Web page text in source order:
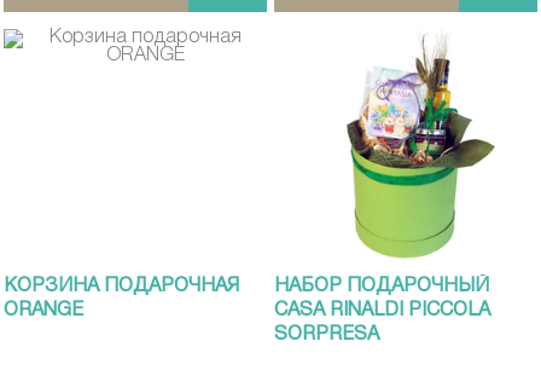
КОРЗИНА ПОДАРОЧНАЯ
ORANGE
НАБОР ПОДАРОЧНЫЙ
CASA RINALDI PICCOLA
SORPRESA